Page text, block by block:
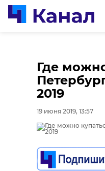
Где
2019
19 июня 2019, 13:57